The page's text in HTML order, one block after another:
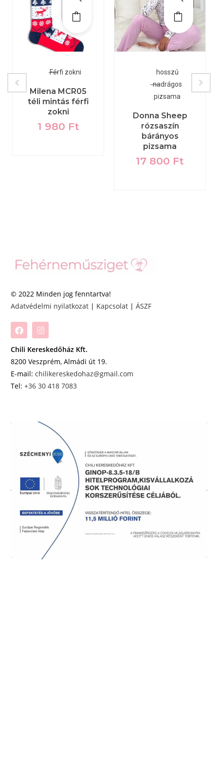
Férfi zokni
Milena MCR05
téli mintás férfi
zokni
1 980 Ft
hosszú
nadrágos
pizsama
Donna Sheep
rózsaszín
bárányos
pizsama
17 800 Ft
© 2022 Minden jog fenntartva!
Adatvédelmi nyilatkozat | Kapcsolat |ÁSZF
Chili Kereskedőház Kft.
8200 Veszprém, Almádi út 19.
E-mail:chilikereskedohaz@gmail.com
Tel:+36 30 418 7083